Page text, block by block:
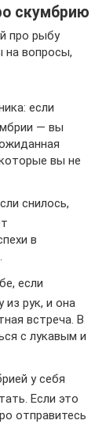
скумбрию
про рыбу
на вопросы,
если
— вы
вы не
снилось,
в
если
из рук, и она
встреча. В
с лукавым и
у себя
Если это
отправитесь